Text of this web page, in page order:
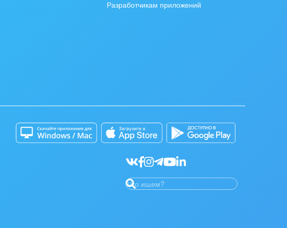
Разработчикам приложений